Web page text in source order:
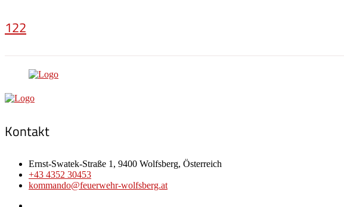
122
Kontakt
Ernst-Swatek-Straße 1, 9400 Wolfsberg, Österreich
+43 4352 30453
kommando@feuerwehr-wolfsberg.at